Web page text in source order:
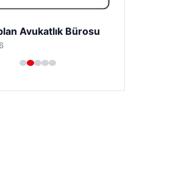
Avukatlık Bürosu